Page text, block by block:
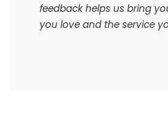
feedback helps us bring
you love and the service